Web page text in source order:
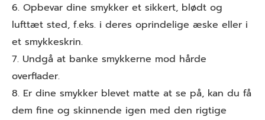
6. Opbevar dine smykker et sikkert, blødt og
lufttæt sted, f.eks. i deres oprindelige æske eller i
et smykkeskrin.
7. Undgå at banke smykkerne mod hårde
overflader.
8. Er dine smykker blevet matte at se på, kan du få
dem fine og skinnende igen med den rigtige